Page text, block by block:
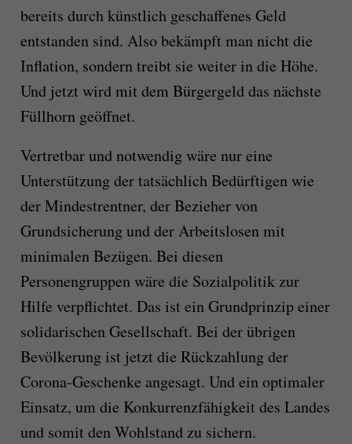
bereits durch künstlich geschaffenes Geld
entstanden sind. Also bekämpft man nicht die
Inflation, sondern treibt sie weiter in die Höhe.
Und jetzt wird mit dem Bürgergeld das nächste
Füllhorn geöffnet.
Vertretbar und notwendig wäre nur eine
Unterstützung der tatsächlich Bedürftigen wie
der Mindestrentner, der Bezieher von
Grundsicherung und der Arbeitslosen mit
minimalen Bezügen. Bei diesen
Personengruppen wäre die Sozialpolitik zur
Hilfe verpflichtet. Das ist ein Grundprinzip einer
solidarischen Gesellschaft. Bei der übrigen
Bevölkerung ist jetzt die Rückzahlung der
Corona-Geschenke angesagt. Und ein optimaler
Einsatz, um die Konkurrenzfähigkeit des Landes
und somit den Wohlstand zu sichern.